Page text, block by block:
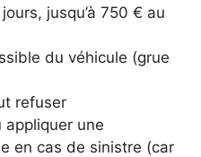
jusqu’à 750 € au
du véhicule (grue
refuser
appliquer une
en cas de sinistre (car